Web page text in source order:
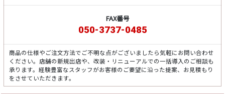
FAX番号
050-3737-0485
商品の仕様やご注文方法でご不明な点がございましたら気軽にお問い合わせ
ください。店舗の新規出店や、改装・リニューアルでの一括導入のご相談も
承ります。経験豊富なスタッフがお客様のご要望に沿った提案、お見積もり
をさせていただきます。